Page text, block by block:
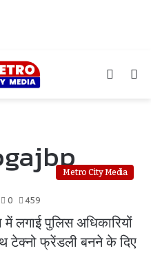
Log
Metro City Media
0 459
लगाई पुलिस अधिकारियों
टेक्नो फ्रेंडली बनने के दिए